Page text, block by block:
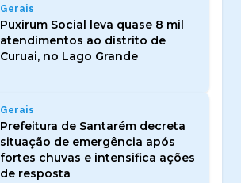
Gerais
Puxirum Social leva quase 8 mil
atendimentos ao distrito de
Curuai, no Lago Grande
Gerais
Prefeitura de Santarém decreta
situação de emergência após
fortes chuvas e intensifica ações
de resposta